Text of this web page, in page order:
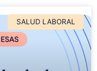
SALUD LABORAL